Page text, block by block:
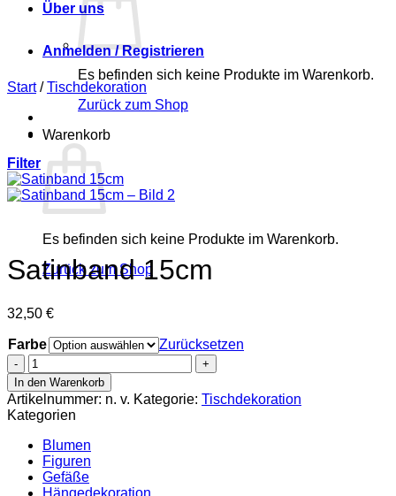
Es befinden sich keine Produkte im Warenkorb.
Zurück zum Shop
Warenkorb
Es befinden sich keine Produkte im Warenkorb.
Zurück zum Shop
Über uns
Anmelden / Registrieren
Start / Tischdekoration
Filter
Satinband 15cm
32,50 €
Farbe
Zurücksetzen
Satinband
15cm
Menge
In den Warenkorb
Artikelnummer: n. v. Kategorie: Tischdekoration
Kategorien
Blumen
Figuren
Gefäße
Hängedekoration